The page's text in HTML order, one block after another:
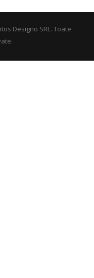
Designo SRL. Toate